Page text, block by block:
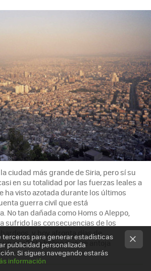
ciudad más grande de Siria, pero sí su
en su totalidad por las fuerzas leales a
ha visto azotada durante los últimos
guerra civil que está
No tan dañada como Homs o Aleppo,
sufrido las consecuencias de los
y hoy afronta días de
conflicto bélico que se antoja
terceros para generar estadísticas
publicidad personalizada
Si sigues navegando estarás
información